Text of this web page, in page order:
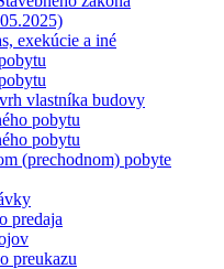
exekúcie a iné
vlastníka budovy
pobytu
pobytu
(prechodnom) pobyte
predaja
preukazu